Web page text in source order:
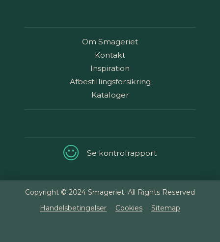
Om Smageriet
Kontakt
Inspiration
Afbestillingsforsikring
Kataloger
Se kontrolrapport
Copyright © 2024 Smageriet. All Rights Reserved
Handelsbetingelser
Cookies Sitemap